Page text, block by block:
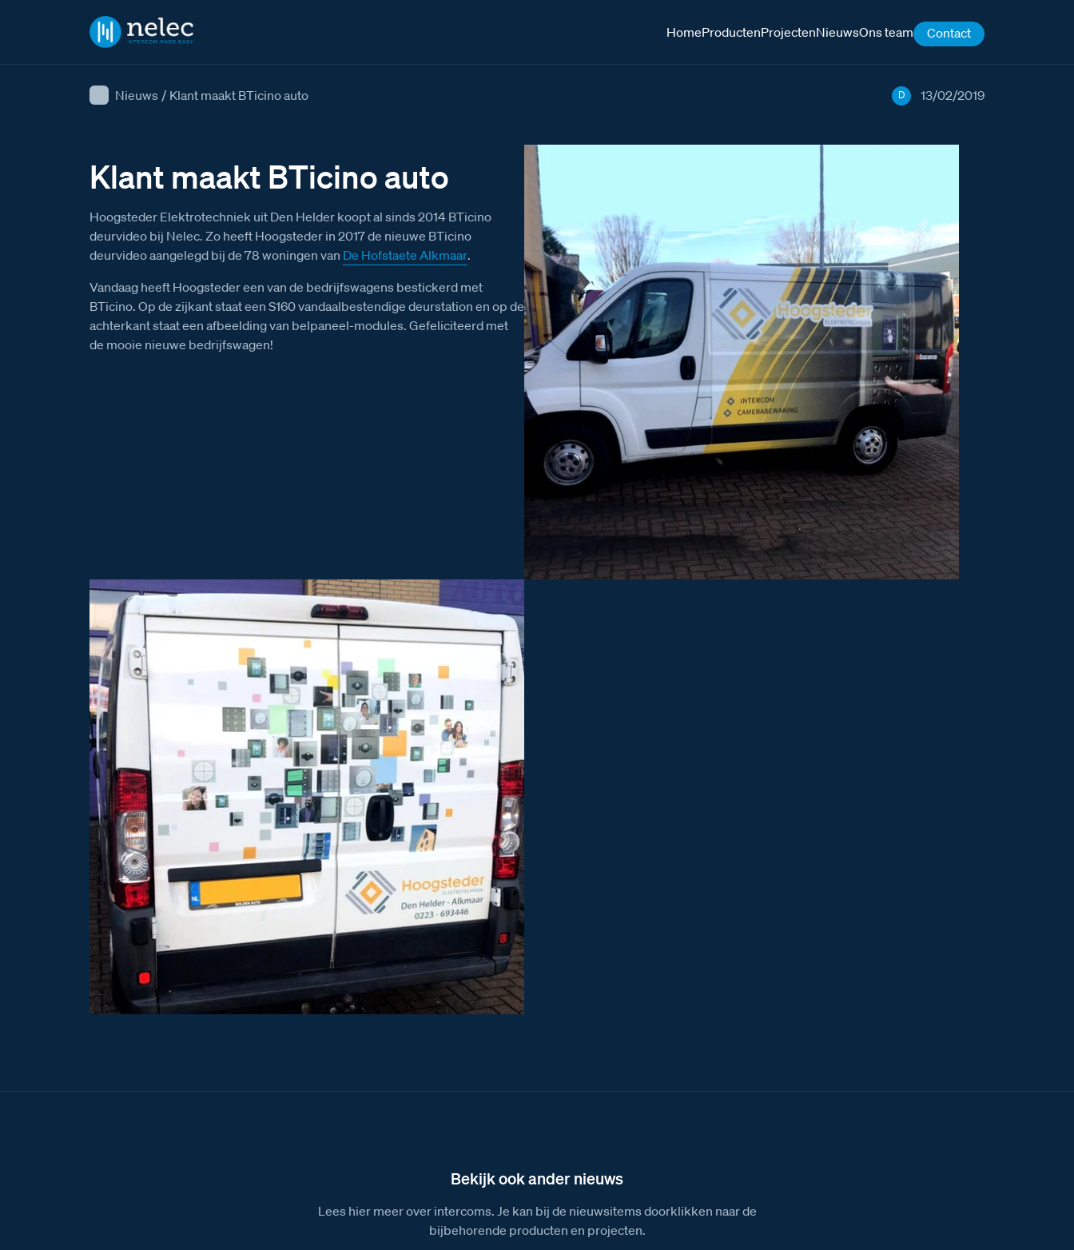
HomeProductenProjectenNieuwsOns team Contact
Nieuws / Klant maakt BTicino auto D 13/02/2019
Klant maakt BTicino auto
Hoogsteder Elektrotechniek uit Den Helder koopt al sinds 2014 BTicino
deurvideo bij Nelec. Zo heeft Hoogsteder in 2017 de nieuwe BTicino
deurvideo aangelegd bij de 78 woningen van De Hofstaete Alkmaar.
Vandaag heeft Hoogsteder een van de bedrijfswagens bestickerd met
BTicino. Op de zijkant staat een S160 vandaalbestendige deurstation en op de
achterkant staat een afbeelding van belpaneel-modules. Gefeliciteerd met
de mooie nieuwe bedrijfswagen!
Bekijk ook ander nieuws
Lees hier meer over intercoms. Je kan bij de nieuwsitems doorklikken naar de
bijbehorende producten en projecten.